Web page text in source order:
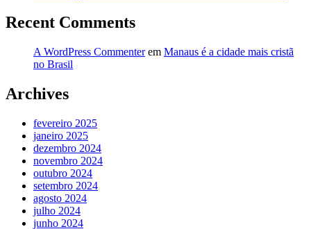
Recent Comments
A WordPress Commenterem Manaus é a cidade mais cristã
no Brasil
Archives
fevereiro 2025
janeiro 2025
dezembro 2024
novembro 2024
outubro 2024
setembro 2024
agosto 2024
julho 2024
junho 2024